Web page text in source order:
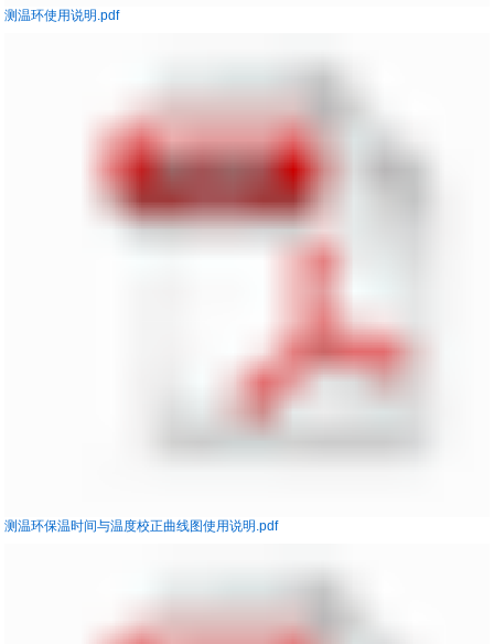
测温环使用说明.pdf
测温环保温时间与温度校正曲线图使用说明.pdf